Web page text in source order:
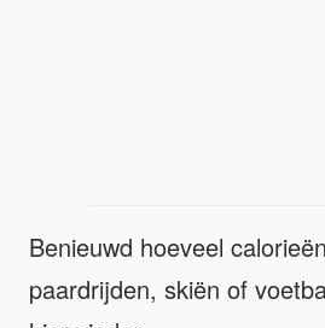
Benieuwd hoeveel
paardrijden, skiën of